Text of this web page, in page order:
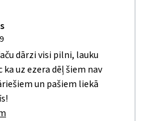
dārzi visi pilni, lauku
uz ezera dēļ šiem nav
un pašiem liekā